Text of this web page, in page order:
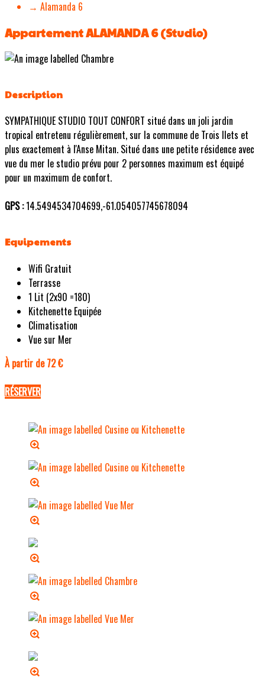
→ Alamanda 6
Appartement ALAMANDA 6 (Studio)
Description
SYMPATHIQUE STUDIO TOUT CONFORT situé dans un joli jardin
tropical entretenu régulièrement, sur la commune de Trois Ilets et
plus exactement à l'Anse Mitan. Situé dans une petite résidence avec
vue du mer le studio prévu pour 2 personnes maximum est équipé
pour un maximum de confort.
GPS :14.5494534704699,-61.054057745678094
Equipements
Wifi Gratuit
Terrasse
1 Lit (2x90 =180)
Kitchenette Equipée
Climatisation
Vue sur Mer
À partir de 72 €
RÉSERVER